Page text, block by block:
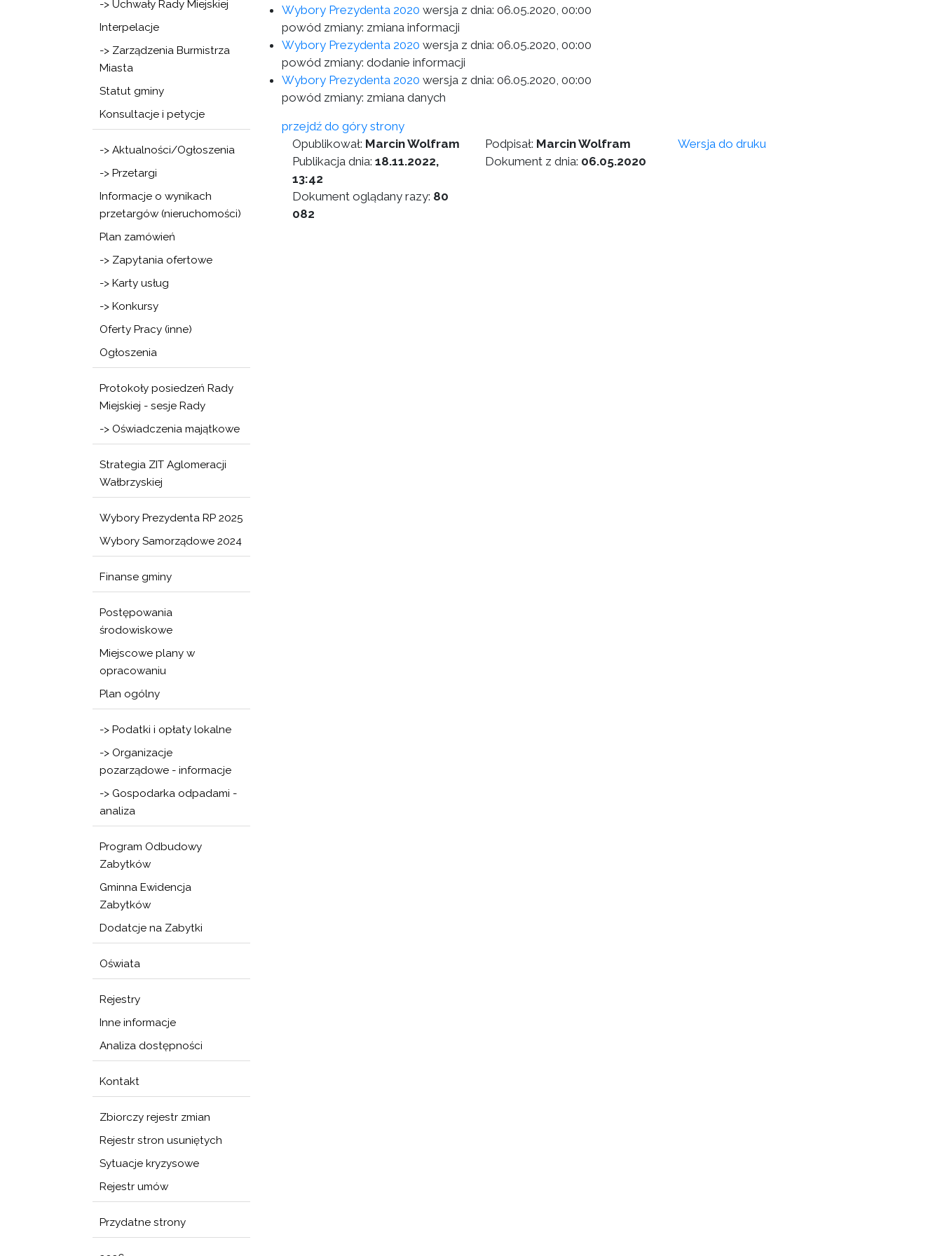
-> Uchwały Rady Miejskiej
Interpelacje
-> Zarządzenia Burmistrza
Miasta
Statut gminy
Konsultacje i petycje
-> Aktualności/Ogłoszenia
-> Przetargi
Informacje o wynikach
przetargów (nieruchomości)
Plan zamówień
-> Zapytania ofertowe
-> Karty usług
-> Konkursy
Oferty Pracy (inne)
Ogłoszenia
Protokoły posiedzeń Rady
Miejskiej - sesje Rady
-> Oświadczenia majątkowe
Strategia ZIT Aglomeracji
Wałbrzyskiej
Wybory Prezydenta RP 2025
Wybory Samorządowe 2024
Finanse gminy
Postępowania
środowiskowe
Miejscowe plany w
opracowaniu
Plan ogólny
-> Podatki i opłaty lokalne
-> Organizacje
pozarządowe - informacje
-> Gospodarka odpadami -
analiza
Program Odbudowy
Zabytków
Gminna Ewidencja
Zabytków
Dodatcje na Zabytki
Oświata
Rejestry
Inne informacje
Analiza dostępności
Kontakt
Zbiorczy rejestr zmian
Rejestr stron usuniętych
Sytuacje kryzysowe
Rejestr umów
Przydatne strony
Wybory Prezydenta 2020 wersja z dnia: 06.05.2020, 00:00
powód zmiany: zmiana informacji
Wybory Prezydenta 2020 wersja z dnia: 06.05.2020, 00:00
powód zmiany: dodanie informacji
Wybory Prezydenta 2020 wersja z dnia: 06.05.2020, 00:00
powód zmiany: zmiana danych
przejdź do góry strony
Opublikował: Marcin Wolfram
Publikacja dnia: 18.11.2022,
13:42
Dokument oglądany razy: 80
082
Podpisał: Marcin Wolfram
Dokument z dnia: 06.05.2020
Wersja do druku